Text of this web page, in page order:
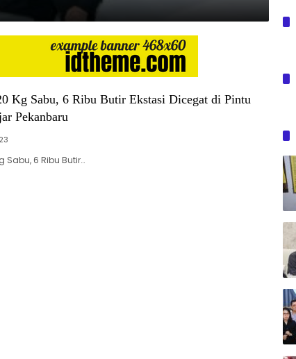
Kg Sabu, 6 Ribu Butir Ekstasi Dicegat di Pintu
Pekanbaru
Sabu, 6 Ribu Butir…